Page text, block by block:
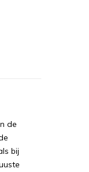
de
bij